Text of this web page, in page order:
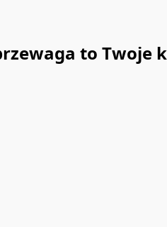
to Twoje